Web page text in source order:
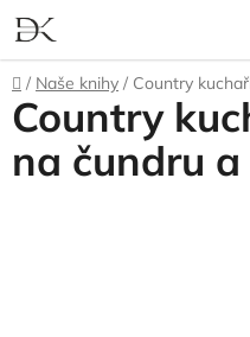
Přejít
na
obsah
Domů
/ Naše knihy / Country
Country
na čundru